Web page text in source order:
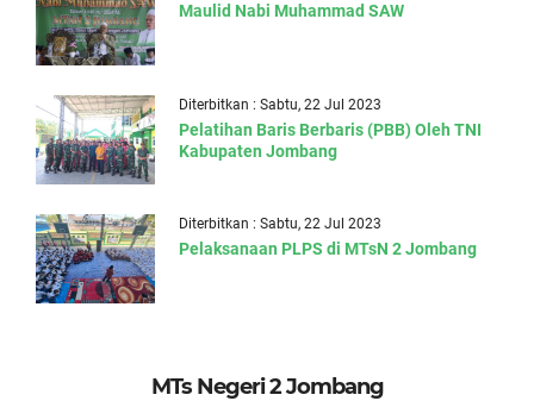
Maulid Nabi Muhammad SAW
Diterbitkan : Sabtu, 22 Jul 2023
Pelatihan Baris Berbaris (PBB) Oleh TNI
Kabupaten Jombang
Diterbitkan : Sabtu, 22 Jul 2023
Pelaksanaan PLPS di MTsN 2 Jombang
MTs Negeri 2 Jombang